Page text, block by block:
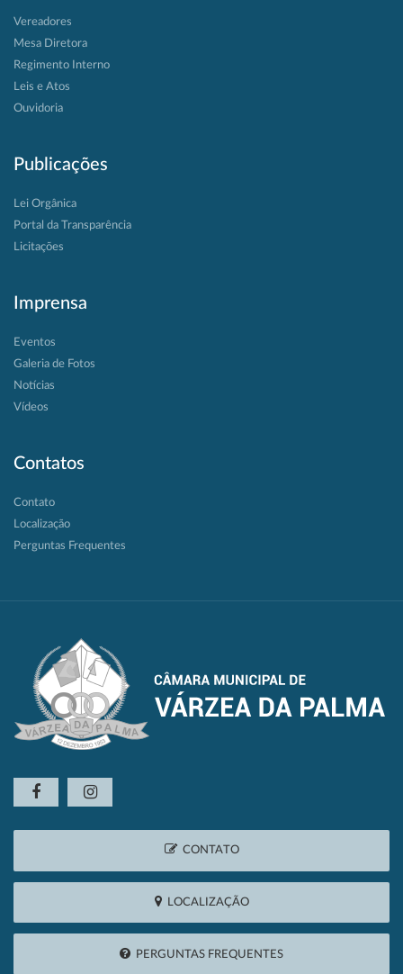
Vereadores
Mesa Diretora
Regimento Interno
Leis e Atos
Ouvidoria
Publicações
Lei Orgânica
Portal da Transparência
Licitações
Imprensa
Eventos
Galeria de Fotos
Notícias
Vídeos
Contatos
Contato
Localização
Perguntas Frequentes
CONTATO
LOCALIZAÇÃO
PERGUNTAS FREQUENTES